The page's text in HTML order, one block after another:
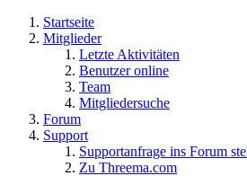
Startseite
Mitglieder
Letzte Aktivitäten
Benutzer online
Team
Mitgliedersuche
Forum
Support
Supportanfrage ins Forum
Zu Threema.com